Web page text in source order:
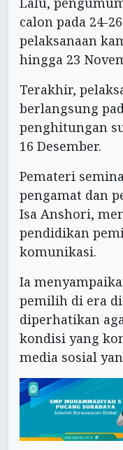
calon pada 24-
pelaksanaan
hingga 23
Terakhir,
berlangsung
penghitungan
16 Desember.
Pemateri
pengamat dan
Isa Anshori,
pendidikan
komunikasi.
Ia
pemilih di era
diperhatikan
kondisi yang
media sosial